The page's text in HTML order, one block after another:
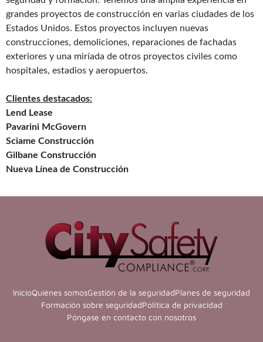
grandes proyectos de construcción en varias ciudades de los
Estados Unidos. Estos proyectos incluyen nuevas
construcciones, demoliciones, reparaciones de fachadas
exteriores y una miríada de otros proyectos civiles como
hospitales, estadios y aeropuertos.
Clientes destacados:
Lend Lease
Pavarini McGovern
Sciame Construcción
Gilbane Construcción
Nueva Línea de Construcción
InicioQuiénes somosGestión de la seguridadPlanes de seguridad
Formación sobre seguridadPolítica de privacidad
Póngase en contacto con nosotros